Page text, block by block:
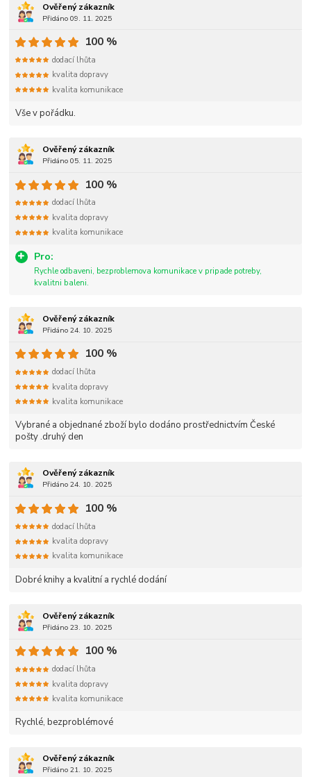
Ověřený zákazník
Přidáno 09. 11. 2025
Vše v pořádku.
100 %
dodací lhůta
kvalita dopravy
kvalita komunikace
Ověřený zákazník
Přidáno 05. 11. 2025
Pro:
Rychle odbaveni, bezproblemova komunikace v pripade potreby,
kvalitni baleni.
100 %
dodací lhůta
kvalita dopravy
kvalita komunikace
Ověřený zákazník
Přidáno 24. 10. 2025
Vybrané a objednané zboží bylo dodáno prostřednictvím České
pošty .druhý den
100 %
dodací lhůta
kvalita dopravy
kvalita komunikace
Ověřený zákazník
Přidáno 24. 10. 2025
Dobré knihy a kvalitní a rychlé dodání
100 %
dodací lhůta
kvalita dopravy
kvalita komunikace
Ověřený zákazník
Přidáno 23. 10. 2025
Rychlé, bezproblémové
100 %
dodací lhůta
kvalita dopravy
kvalita komunikace
Ověřený zákazník
Přidáno 21. 10. 2025